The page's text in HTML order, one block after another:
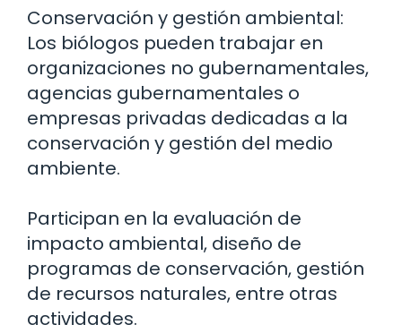
Conservación y gestión ambiental:
Los biólogos pueden trabajar en
organizaciones no gubernamentales,
agencias gubernamentales o
empresas privadas dedicadas a la
conservación y gestión del medio
ambiente.
Participan en la evaluación de
impacto ambiental, diseño de
programas de conservación, gestión
de recursos naturales, entre otras
actividades.